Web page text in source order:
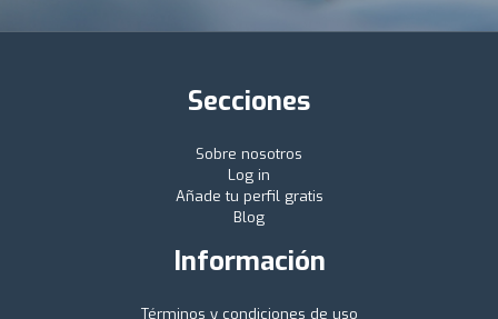
Secciones
Sobre nosotros
Log in
Añade tu perfil gratis
Blog
Información
Términos y condiciones de uso